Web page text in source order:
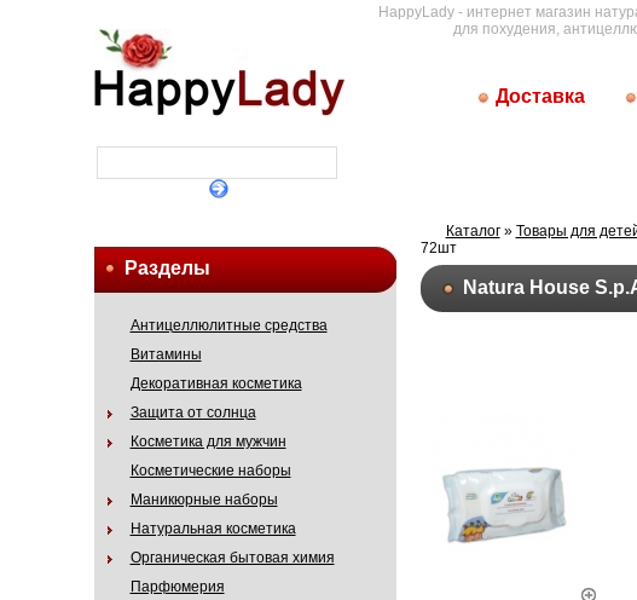
HappyLady - интернет магазин
для похудения,
Доставка
Разделы
Антицеллюлитные средства
Витамины
Декоративная косметика
Защита от солнца
Косметика для мужчин
Косметические наборы
Маникюрные наборы
Натуральная косметика
Органическая бытовая химия
Парфюмерия
Каталог» Товары для
72шт
Natura House